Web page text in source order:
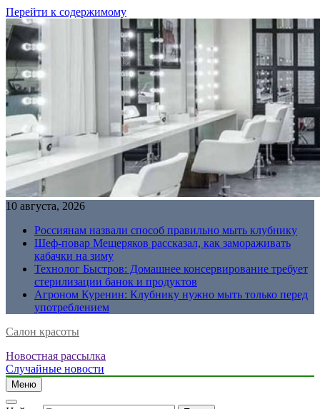
Перейти к содержимому
10 августа, 2026
Россиянам назвали способ правильно мыть клубнику
Шеф-повар Мещеряков рассказал, как замораживать
кабачки на зиму
Технолог Быстров: Домашнее консервирование требует
стерилизации банок и продуктов
Агроном Куренин: Клубнику нужно мыть только перед
употреблением
Салон красоты
Новостная рассылка
Случайные новости
Меню